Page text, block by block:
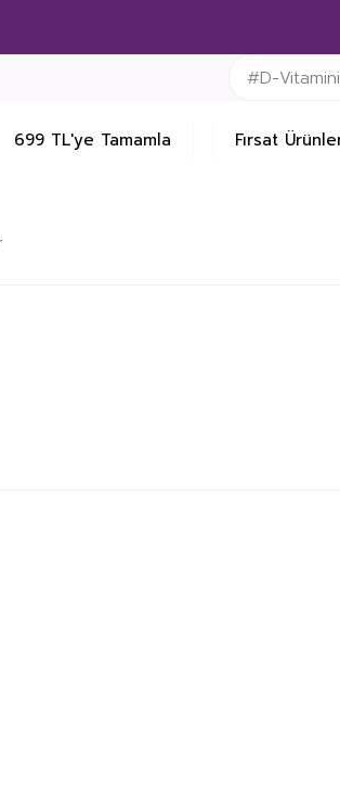
699 TL'ye Tamamla Fırsat